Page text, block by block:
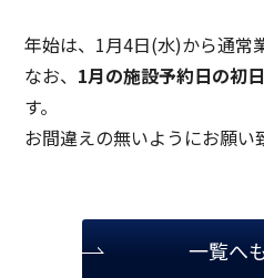
年始は、1月4日(水)から通常
なお、 1月の施設予約日の初
す。
お間違えの無いようにお願い
一覧へ